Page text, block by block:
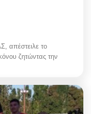
απέστειλε το
ζητώντας την